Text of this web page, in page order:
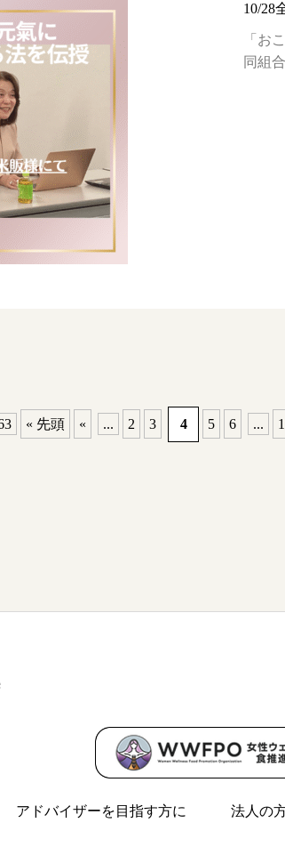
10/28
「お
同組
« 先頭 « ... 2 3 4 5 6 ...
アドバイザーを目指す方に 法人の